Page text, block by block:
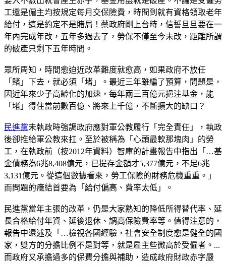
工還是僱主均按規定每月交保險費，時間到就有資格領取老年
給付，這是約定不是賭局！蔡政府剛上台時，信誓旦旦要在一
年內完成年改，五年多過去了，勞保不僅至今未改，距離所謂
的破產只剩下五年時間。
眾所周知，時間愈迫近改革難度就愈高，如果政府不放任
「賭」下去，就必須「堵」。最近三年雖編了預算，問題是，
因近年來少子高齡化的加速，每年兩三百億元挹注基金，能
「堵」得住當前數百億、將來上千億，不斷擴大的缺口？
民進黨未執政時強調政府應對軍公教履行「完全責任」，執政
後卻推給軍公教來扛。至於被稱為「心頭最軟那塊肉」的勞
工，在執政前（按2012年資料）智庫的計畫報告中指出「…基
金債務為6兆8,408億元，已提存金額才5,377億元，不足6兆
3,131億元。從這個數據看來，勞工保險的財務危機重重。」
而問題的癥結首要為「給付偏高、費率太低」。
民進黨當年主張的改革，仍是大家熟知的降低所得替代率、延
長合格給付年資、延後退休、調高保險費率等。值得注意的，
報告中還述及「…檢視各國經驗，社會安全制度愈是健全的國
家，雙方的分擔比例不是對等，就是雇主些微高於受僱者。...
而政府又承擔過多的保費分擔與補助，造成政府財政赤字嚴